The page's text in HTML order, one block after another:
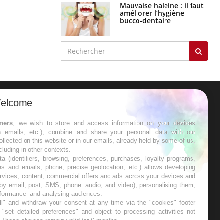
Mauvaise haleine : il faut
améliorer l’hygiène
bucco-dentaire
les semaines les meilleures
, we wish to store and access information on your devices
emails, etc.), combine and share your personal data with our
on this website or in our emails, already held by some of us,
in other contexts.
(identifiers, browsing, preferences, purchases, loyalty programs,
and emails, phone, precise geolocation, etc.) allows developing
content, commercial offers and ads across your devices and
email, post, SMS, phone, audio, and video), personalising them,
and analysing audiences.
and withdraw your consent at any time via the "cookies" footer
detailed preferences" and object to processing activities not